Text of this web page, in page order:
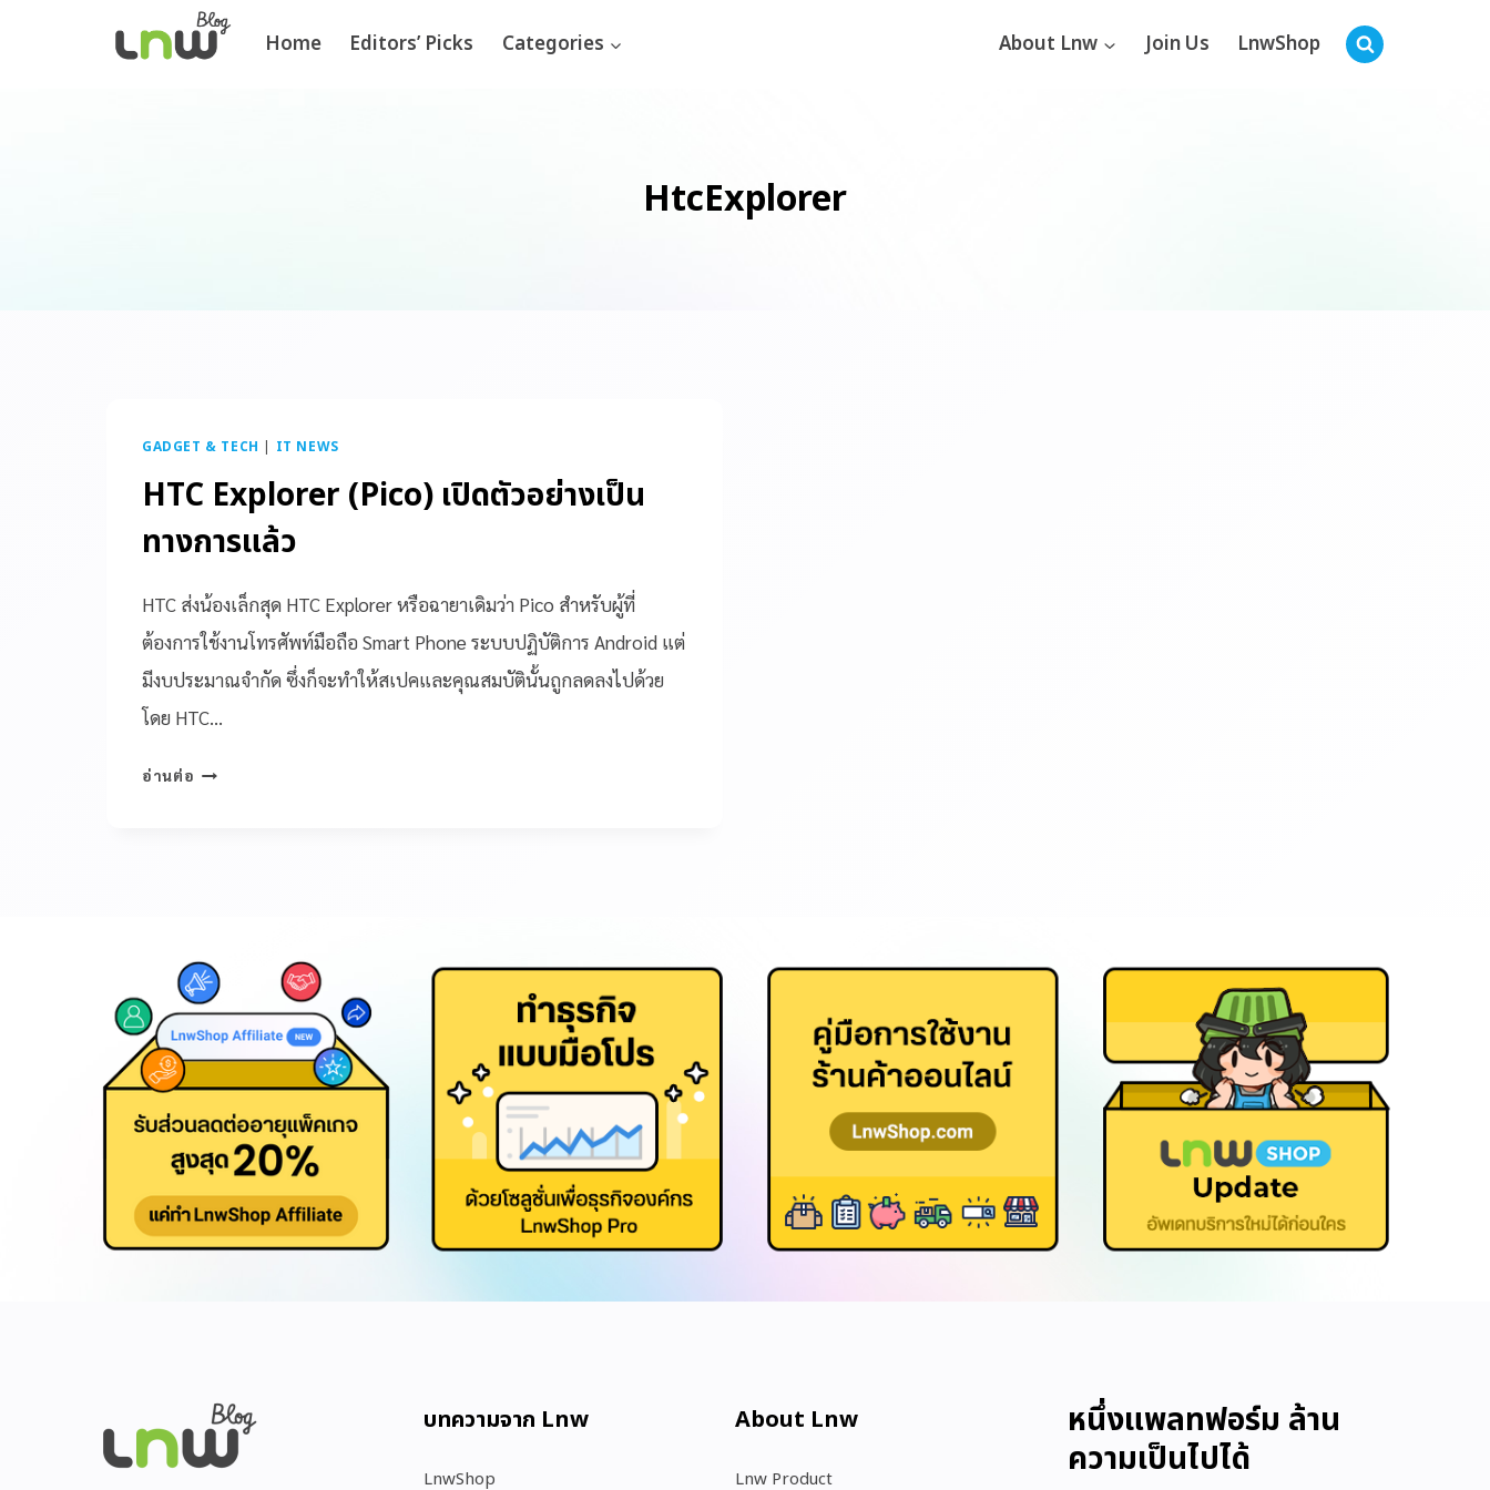
Home Editors’ Picks Categories About Lnw Join Us LnwShop
HtcExplorer
GADGET & TECH | IT NEWS
HTC Explorer (Pico) เปิดตัวอย่างเป็น
ทางการแล้ว
HTC ส่งน้องเล็กสุด HTC Explorer หรือฉายาเดิมว่า Pico สำหรับผู้ที่
ต้องการใช้งานโทรศัพท์มือถือ Smart Phone ระบบปฏิบัติการ Android แต่
มีงบประมาณจำกัด ซึ่งก็จะทำให้สเปคและคุณสมบัตินั้นถูกลดลงไปด้วย
โดย HTC…
อ่านต่อ
บทความจาก Lnw
LnwShop
About Lnw​
Lnw Product
หนึ่งแพลทฟอร์ม ล้าน
ความเป็นไปได้